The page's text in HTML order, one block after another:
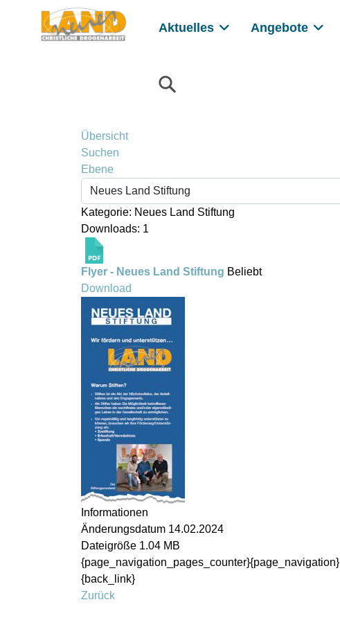
Aktuelles Angebote
Übersicht
Suchen
Ebene
Kategorie: Neues Land Stiftung
Downloads: 1
Flyer - Neues Land Stiftung Beliebt
Download
Informationen
Änderungsdatum 14.02.2024
Dateigröße 1.04 MB
{page_navigation_pages_counter}{page_navigation}
{back_link}
Zurück